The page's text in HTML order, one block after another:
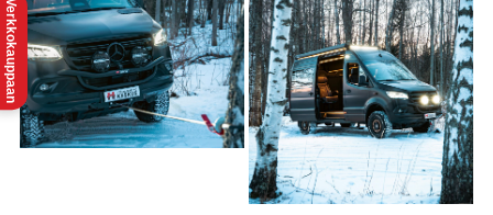
Verkkokauppaan